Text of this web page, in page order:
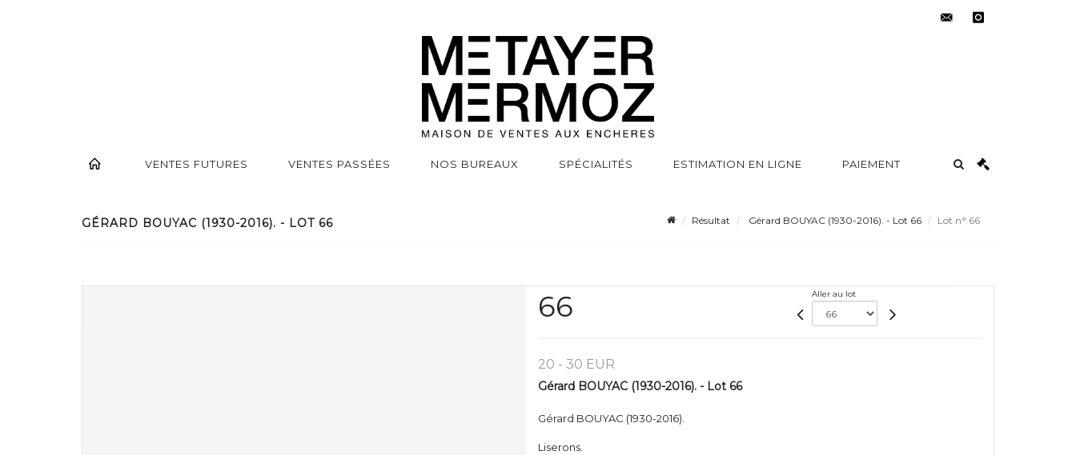
VENTES FUTURES VENTES PASSÉES NOS BUREAUX SPÉCIALITÉS ESTIMATION EN LIGNE PAIEMENT
GÉRARD BOUYAC (1930-2016). - LOT 66 Résultat Gérard BOUYAC (1930-2016). - Lot 66 Lot n° 66
66 Aller au lot
20 - 30 EUR
Gérard BOUYAC (1930-2016). - Lot 66
Gérard BOUYAC (1930-2016).
Liserons.